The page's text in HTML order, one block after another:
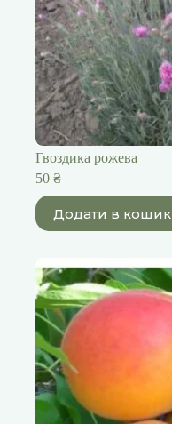
Гвоздика рожева
50 ₴
Додати в кошик